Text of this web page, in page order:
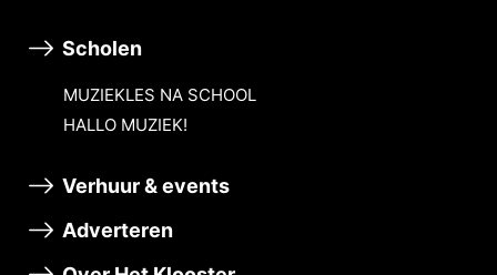
Scholen
MUZIEKLES NA SCHOOL
HALLO MUZIEK!
Verhuur & events
Adverteren